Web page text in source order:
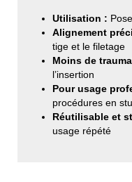
Utilisation :
Alignement
tige et le filetage
Moins de
l’insertion
Pour usage
procédures en
Réutilisable et
usage répété